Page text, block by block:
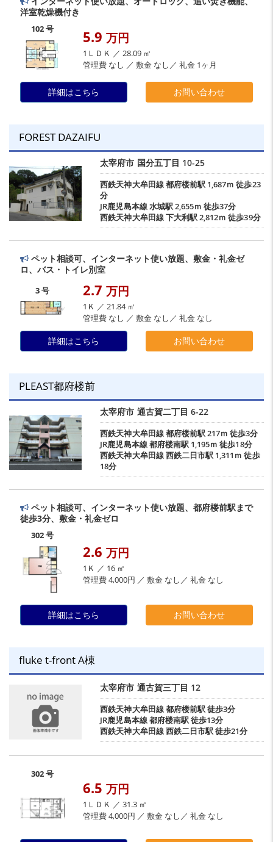
洋室乾燥機付き
102 号 5.9 万円
1ＬＤＫ ／ 28.09 ㎡
管理費 なし ／ 敷金 なし／ 礼金 1ヶ月
詳細はこちら お問い合わせ
FOREST DAZAIFU
太宰府市 国分五丁目 10-25
西鉄天神大牟田線都府楼前駅 1,687ｍ 徒歩23
分
JR鹿児島本線水城駅2,655ｍ 徒歩37分
西鉄天神大牟田線下大利駅2,812ｍ 徒歩39分
ペット相談可、インターネット使い放題、敷金・礼金ゼ
ロ、バス・トイレ別室
3 号 2.7 万円
1Ｋ ／ 21.84 ㎡
管理費 なし ／ 敷金 なし／ 礼金 なし
詳細はこちら お問い合わせ
PLEAST都府楼前
太宰府市 通古賀二丁目 6-22
西鉄天神大牟田線都府楼前駅217ｍ 徒歩3分
JR鹿児島本線都府楼南駅1,195ｍ 徒歩18分
西鉄天神大牟田線西鉄二日市駅 1,311ｍ 徒歩
18分
ペット相談可、インターネット使い放題、都府楼前駅まで
徒歩3分、敷金・礼金ゼロ
302 号
2.6 万円
1Ｋ ／ 16 ㎡
管理費 4,000円 ／ 敷金 なし／ 礼金 なし
詳細はこちら お問い合わせ
fluke t-front A棟
太宰府市 通古賀三丁目 12
西鉄天神大牟田線都府楼前駅徒歩3分
JR鹿児島本線都府楼南駅徒歩13分
西鉄天神大牟田線西鉄二日市駅徒歩21分
302 号
6.5 万円
1ＬＤＫ ／ 31.3 ㎡
管理費 4,000円 ／ 敷金 なし／ 礼金 なし